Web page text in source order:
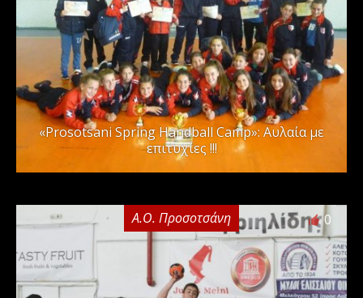
«Prosotsani Spring Handball Camp»: Αυλαία με
επιτυχίες !!!
Α.Ο. Προσοτσάνη 0